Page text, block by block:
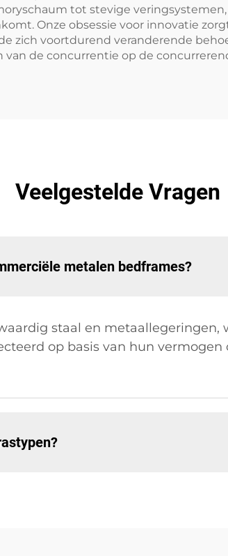
tot stevige
Onze obsessie voor innovatie
zich voortdurend veranderende
van de concurrentie op de
Veelgestelde Vragen
metalen bedframes?
staal en metaallegeringen,
op basis van hun